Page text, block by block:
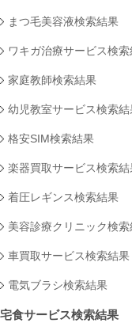
まつ毛美容液検索結果
ワキガ治療サービス検索
家庭教師検索結果
幼児教室サービス検索結
格安SIM検索結果
楽器買取サービス検索結
着圧レギンス検索結果
美容診療クリニック検索
車買取サービス検索結果
電気ブラシ検索結果
宅食サービス検索結果